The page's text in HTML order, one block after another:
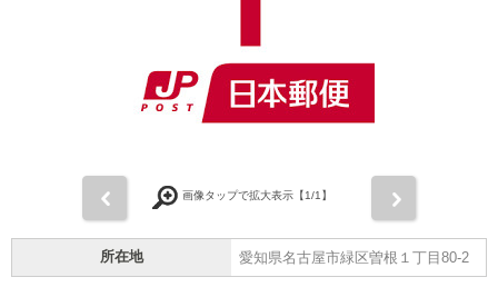
画像タップで拡大表示【1/1】
所在地 愛知県名古屋市緑区曽根１丁目80-2